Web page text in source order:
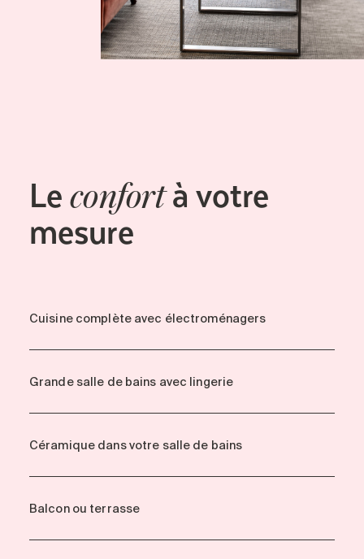
Leconfortà votre
mesure
Cuisine complète avec électroménagers
Grande salle de bains avec lingerie
Céramique dans votre salle de bains
Balcon ou terrasse